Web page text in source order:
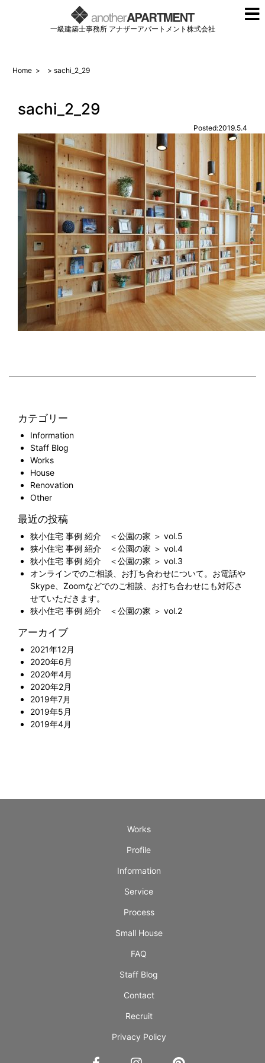
一級建築士事務所 アナザーアパートメント株式会社
Home > > sachi_2_29
sachi_2_29
Posted:2019.5.4
カテゴリー
Information
Staff Blog
Works
House
Renovation
Other
最近の投稿
狭小住宅 事例 紹介 ＜公園の家 ＞ vol.5
狭小住宅 事例 紹介 ＜公園の家 ＞ vol.4
狭小住宅 事例 紹介 ＜公園の家 ＞ vol.3
オンラインでのご相談、お打ち合わせについて。お電話や
Skype、Zoomなどでのご相談、お打ち合わせにも対応さ
せていただきます。
狭小住宅 事例 紹介 ＜公園の家 ＞ vol.2
アーカイブ
2021年12月
2020年6月
2020年4月
2020年2月
2019年7月
2019年5月
2019年4月
Works
Profile
Information
Service
Process
Small House
FAQ
Staff Blog
Contact
Recruit
Privacy Policy